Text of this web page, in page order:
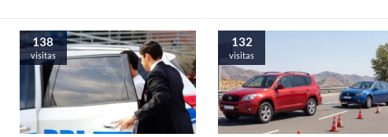
138
visitas
132
visitas